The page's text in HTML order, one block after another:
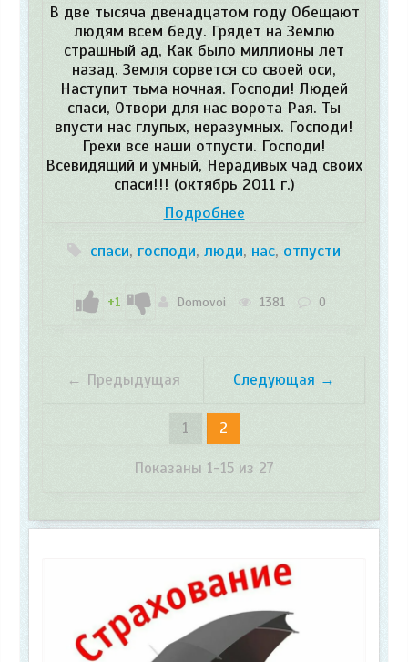
В две тысяча двенадцатом году Обещают
людям всем беду. Грядет на Землю
страшный ад, Как было миллионы лет
назад. Земля сорвется со своей оси,
Наступит тьма ночная. Господи! Людей
спаси, Отвори для нас ворота Рая. Ты
впусти нас глупых, неразумных. Господи!
Грехи все наши отпусти. Господи!
Всевидящий и умный, Нерадивых чад своих
спаси!!! (октябрь 2011 г.)
Подробнее
спаси, господи, люди, нас, отпусти
+1 Domovoi 1381 0
← Предыдущая Следующая →
1 2
Показаны 1-15 из 27